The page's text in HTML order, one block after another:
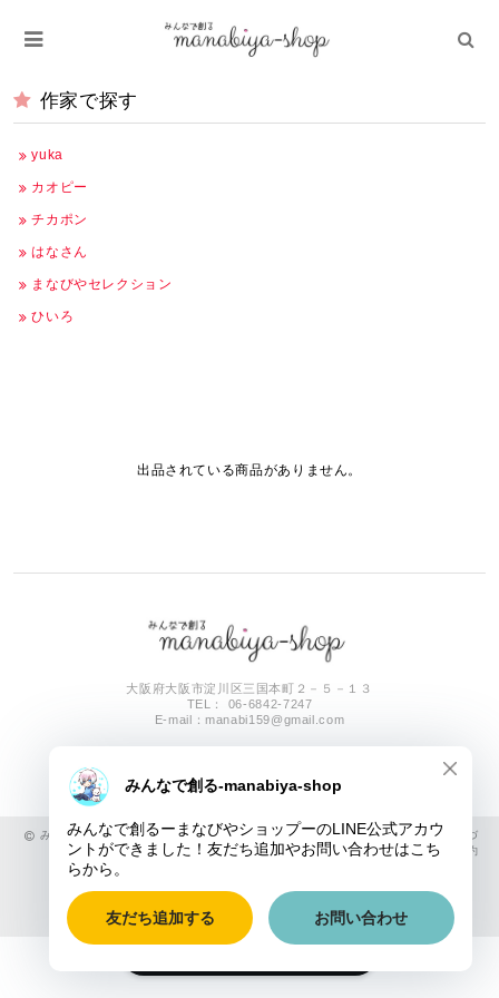
作家で探す
yuka
カオピー
チカポン
はなさん
まなびやセレクション
ひいろ
出品されている商品がありません。
大阪府大阪市淀川区三国本町２－５－１３
TEL： 06-6842-7247
E-mail：manabi159@gmail.com
みんなで創るーまなびやショップー |プライバシーポリシー|特定商取引法に基づ
く表記|会員規約